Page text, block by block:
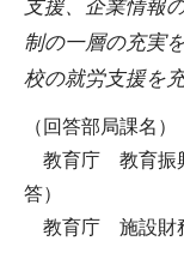
支援、企業情報
制の一層の充実
校の就労支援を
（回答部局課名）
教育庁 教育振
答）
教育庁 施設財